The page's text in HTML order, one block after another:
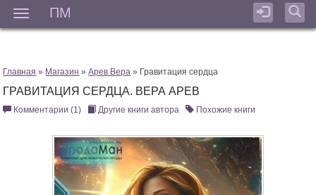
ПМ
Главная » Магазин »Арев Вера » Гравитация сердца
ГРАВИТАЦИЯ СЕРДЦА. ВЕРА АРЕВ
Комментарии (1) Другие книги автора Похожие книги